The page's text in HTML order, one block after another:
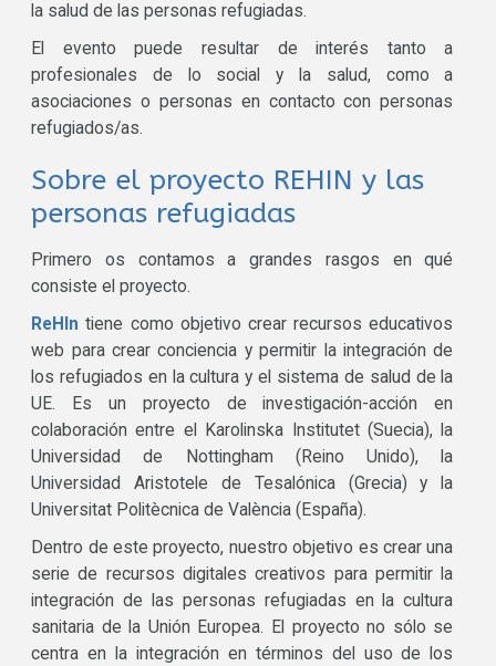
la salud de las personas refugiadas.
El evento puede resultar de interés tanto a
profesionales de lo social y la salud, como a
asociaciones o personas en contacto con personas
refugiados/as.
Sobre el proyecto REHIN y las
personas refugiadas
Primero os contamos a grandes rasgos en qué
consiste el proyecto.
ReHIn tiene como objetivo crear recursos educativos
web para crear conciencia y permitir la integración de
los refugiados en la cultura y el sistema de salud de la
UE. Es un proyecto de investigación-acción en
colaboración entre el Karolinska Institutet (Suecia), la
Universidad de Nottingham (Reino Unido), la
Universidad Aristotele de Tesalónica (Grecia) y la
Universitat Politècnica de València (España).
Dentro de este proyecto, nuestro objetivo es crear una
serie de recursos digitales creativos para permitir la
integración de las personas refugiadas en la cultura
sanitaria de la Unión Europea. El proyecto no sólo se
centra en la integración en términos del uso de los